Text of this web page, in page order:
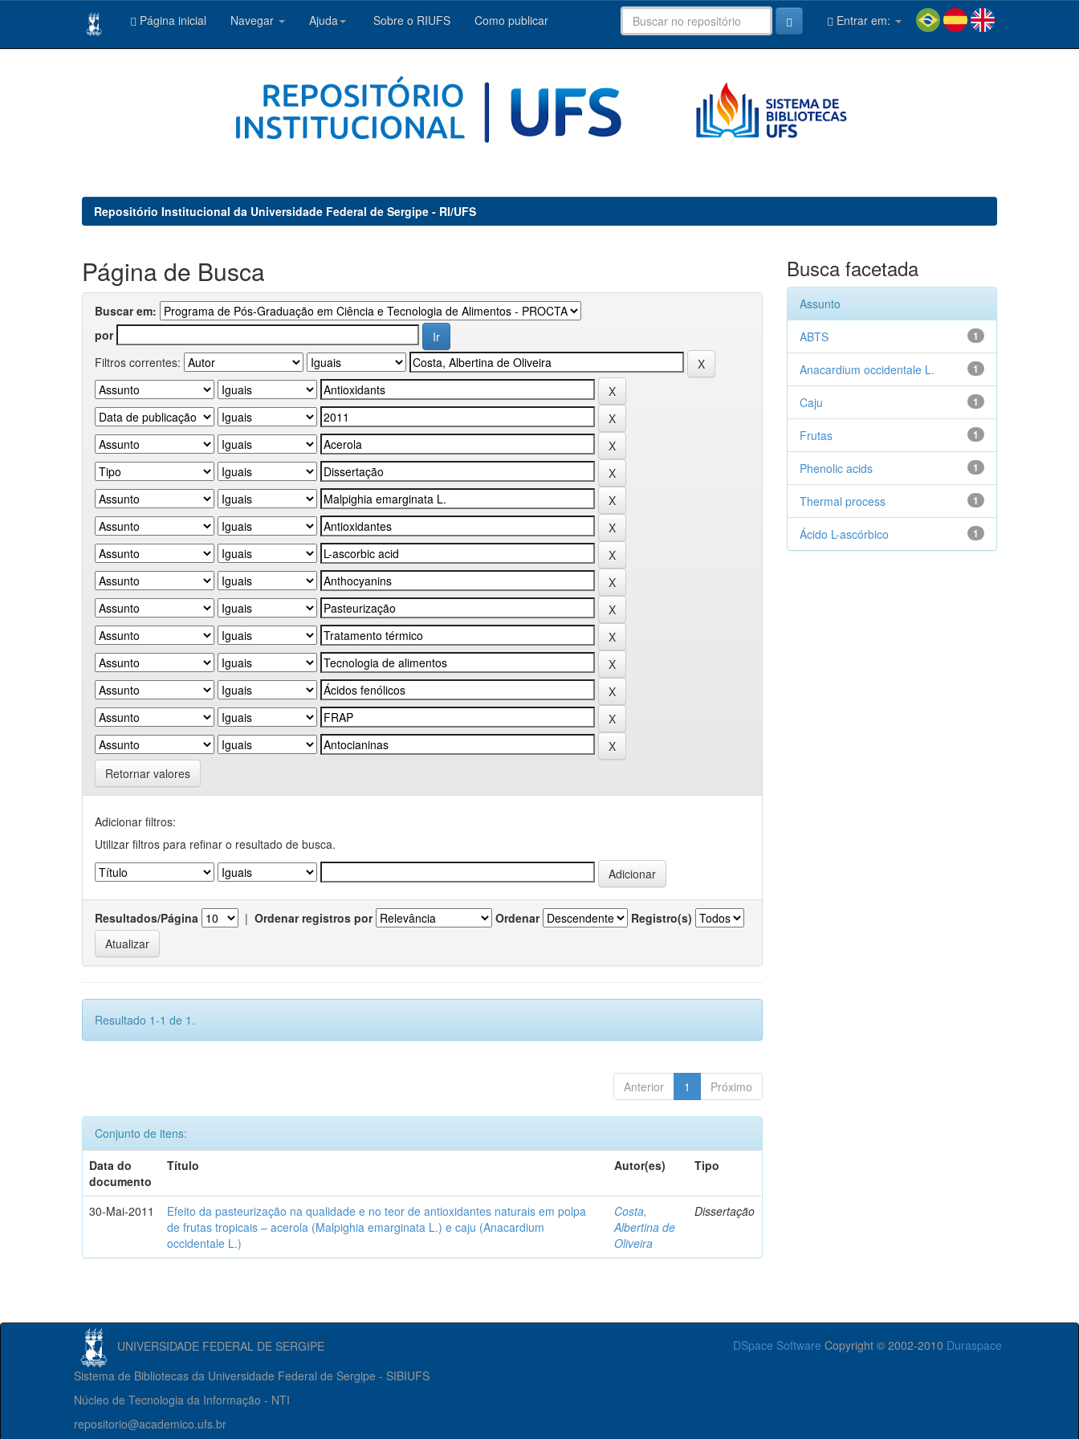
Página inicial Navegar Ajuda Sobre o RIUFS Como publicar Entrar em:
Repositório Institucional da Universidade Federal de Sergipe - RI/UFS
Página de Busca
Buscar em:
por
Filtros correntes:
Retornar valores
Adicionar filtros:
Utilizar filtros para refinar o resultado de busca.
Resultados/Página | Ordenar registros por Ordenar Registro(s)
Resultado 1-1 de 1.
Anterior 1 Próximo
Conjunto de itens:
Data do
documento
Título Autor(es) Tipo
30-Mai-2011
Efeito da pasteurização na qualidade e no teor de antioxidantes naturais em polpa
de frutas tropicais – acerola (Malpighia emarginata L.) e caju (Anacardium
occidentale L.)
Costa,
Albertina de
Oliveira
Dissertação
Busca facetada
Assunto
1
ABTS
1
Anacardium occidentale L.
1
Caju
1
Frutas
1
Phenolic acids
1
Thermal process
1
Ácido L-ascórbico
UNIVERSIDADE FEDERAL DE SERGIPE DSpace Software Copyright © 2002-2010 Duraspace
Sistema de Bibliotecas da Universidade Federal de Sergipe - SIBIUFS
Núcleo de Tecnologia da Informação - NTI
repositorio@academico.ufs.br